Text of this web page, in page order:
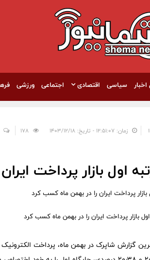
سیاسی اقتصادی اجتماعی ورزشی
زمان: ۱۲:۵۱:۰۷ - تاریخ: ۱۴۰۳/۱۲/۱۸
اول بازار پرداخت
پرداخت ایران را در بهمن ماه کسب کرد
گزارش شاپرک در بهمن ماه، پرداخت